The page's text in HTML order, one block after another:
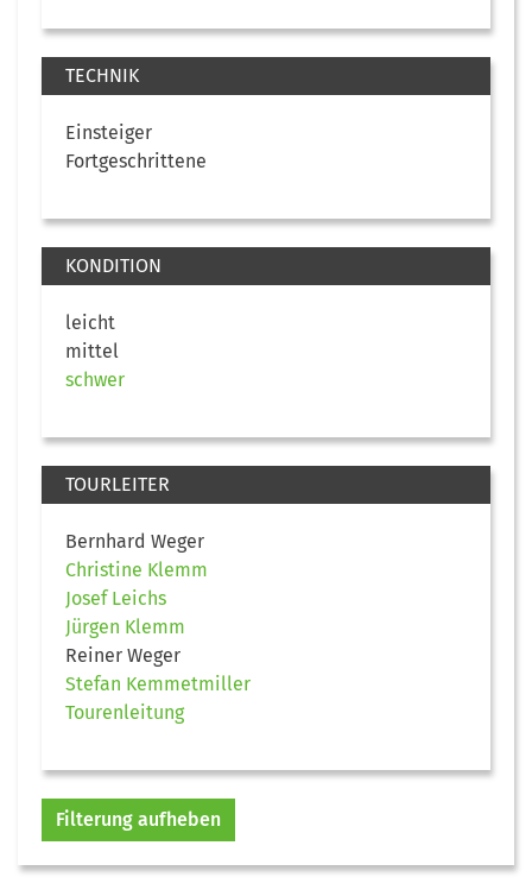
TECHNIK
Einsteiger
Fortgeschrittene
KONDITION
leicht
mittel
schwer
TOURLEITER
Bernhard Weger
Christine Klemm
Josef Leichs
Jürgen Klemm
Reiner Weger
Stefan Kemmetmiller
Tourenleitung
Filterung aufheben